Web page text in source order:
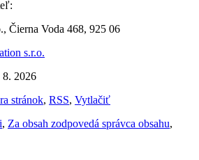
Čierna Voda 468, 925 06
s.r.o.
8. 2026
stránok, RSS, Vytlačiť
, Za obsah zodpovedá správca obsahu,